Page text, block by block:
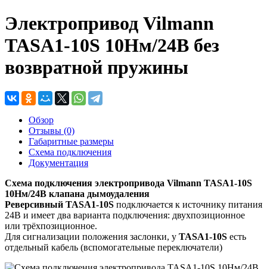
Электропривод Vilmann
TASA1-10S 10Нм/24В без
возвратной пружины
Обзор
Отзывы (0)
Габаритные размеры
Схема подключения
Документация
Схема подключения электропривода Vilmann TASA1-10S
10Нм/24В клапана дымоудаления
Реверсивный TASA1-10S подключается к источнику питания
24В и имеет два варианта подключения: двухпозиционное
или трёхпозиционное.
Для сигнализации положения заслонки, у TASA1-10S есть
отдельный кабель (вспомогательные переключатели)